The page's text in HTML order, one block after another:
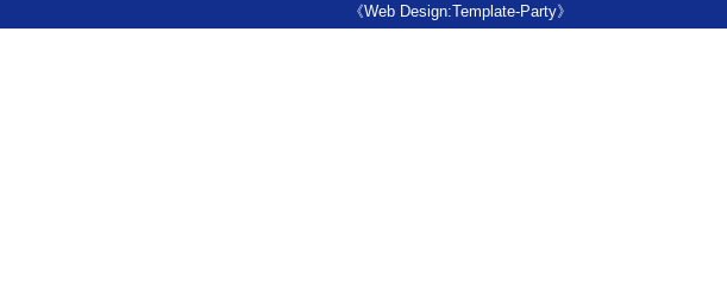
《Web Design:Template-Party》